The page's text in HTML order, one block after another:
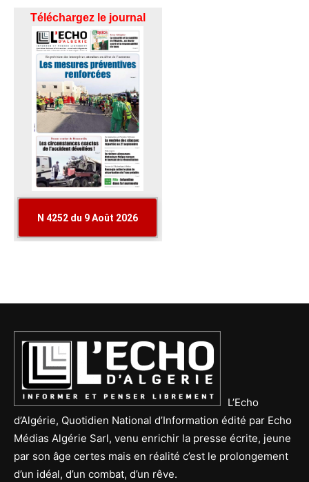
L’Echo
d’Algérie, Quotidien National d’Information édité par Echo
Médias Algérie Sarl, venu enrichir la presse écrite, jeune
par son âge certes mais en réalité c’est le prolongement
d’un idéal, d’un combat, d’un rêve.